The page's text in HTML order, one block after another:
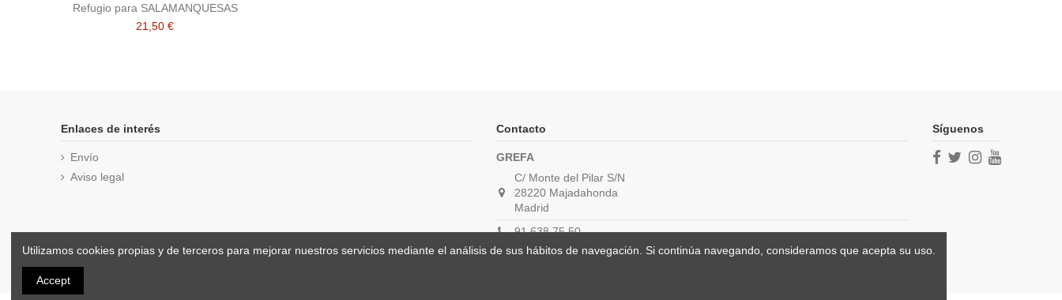
Refugio para SALAMANQUESAS
21,50 €
Enlaces de interés
Envío
Aviso legal
Contacto
GREFA
C/ Monte del Pilar S/N
28220 Majadahonda
Madrid
91 638 75 50
carolina@grefa.org
Síguenos
Utilizamos cookies propias y de terceros para mejorar nuestros servicios mediante el análisis de sus hábitos de navegación. Si continúa navegando, consideramos que acepta su uso.
Accept